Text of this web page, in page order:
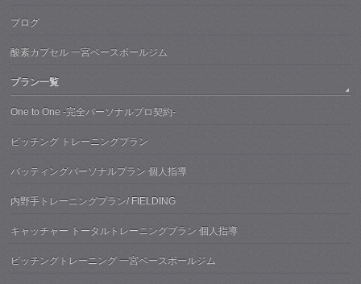
ブログ
酸素カプセル 一宮ベースボールジム
プラン一覧
One to One -完全パーソナルプロ契約-
ピッチング トレーニングプラン
バッティングパーソナルプラン 個人指導
内野手トレーニングプラン/ FIELDING
キャッチャー トータルトレーニングプラン 個人指導
ピッチングトレーニング 一宮ベースボールジム